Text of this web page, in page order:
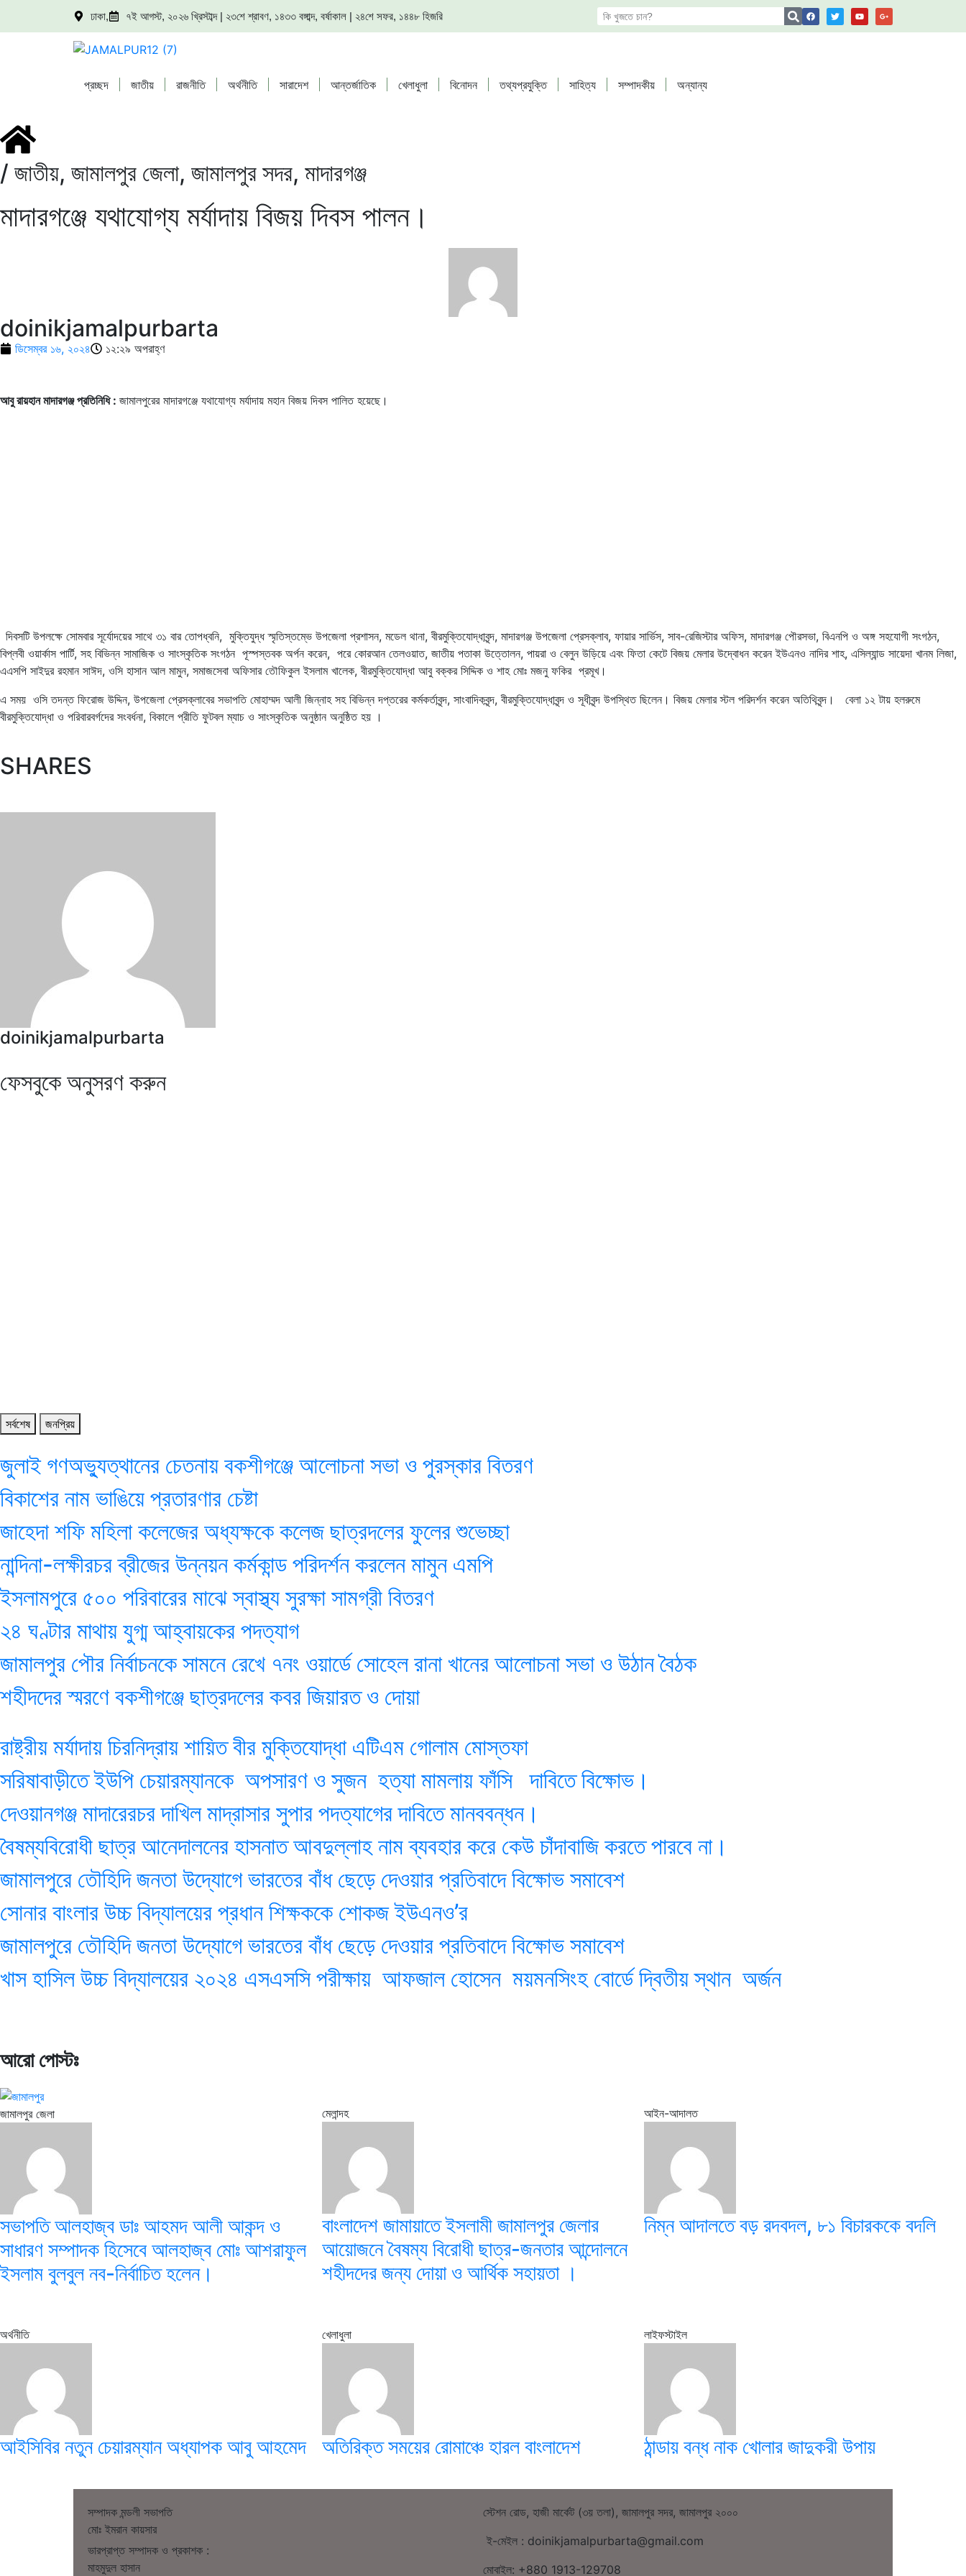
ঢাকা, ৭ই আগস্ট, ২০২৬ খ্রিস্টাব্দ | ২৩শে শ্রাবণ, ১৪৩৩ বঙ্গাব্দ, বর্ষাকাল | ২৪শে সফর, ১৪৪৮ হিজরি
প্রচ্ছদ জাতীয় রাজনীতি অর্থনীতি সারাদেশ আন্তর্জাতিক খেলাধুলা বিনোদন তথ্যপ্রযুক্তি সাহিত্য সম্পাদকীয় অন্যান্য
/ জাতীয়, জামালপুর জেলা, জামালপুর সদর, মাদারগঞ্জ
মাদারগঞ্জে যথাযোগ্য মর্যাদায় বিজয় দিবস পালন।
doinikjamalpurbarta
ডিসেম্বর ১৬, ২০২৪ ১২:২৯ অপরাহ্ণ
আবু রায়হান মাদারগঞ্জ প্রতিনিধি : জামালপুরের মাদারগঞ্জে যথাযোগ্য মর্যাদায় মহান বিজয় দিবস পালিত হয়েছে।
দিবসটি উপলক্ষে সোমবার সূর্যোদয়ের সাথে ৩১ বার তোপধ্বনি, মুক্তিযুদ্ধ স্মৃতিস্তম্ভে উপজেলা প্রশাসন, মডেল থানা, বীরমুক্তিযোদ্ধাবৃন্দ, মাদারগঞ্জ উপজেলা প্রেসক্লাব, ফায়ার সার্ভিস, সাব-রেজিস্টার অফিস, মাদারগঞ্জ পৌরসভা, বিএনপি ও অঙ্গ সহযোগী সংগঠন,
বিপ্লবী ওয়ার্কাস পার্টি, সহ বিভিন্ন সামাজিক ও সাংস্কৃতিক সংগঠন পূস্পস্তবক অর্পন করেন, পরে কোরআন তেলওয়াত, জাতীয় পতাকা উত্তোলন, পায়রা ও বেলুন উড়িয়ে এবং ফিতা কেটে বিজয় মেলার উদ্বোধন করেন ইউএনও নাদির শাহ, এসিল্যান্ড সায়েদা খানম লিজা,
এএসপি সাইদুর রহমান সাঈদ, ওসি হাসান আল মামুন, সমাজসেবা অফিসার তৌফিকুল ইসলাম খালেক, বীরমুক্তিযোদ্ধা আবু বক্কর সিদ্দিক ও শাহ মোঃ মজনু ফকির প্রমূখ।
এ সময় ওসি তদন্ত ফিরোজ উদ্দিন, উপজেলা প্রেসক্লাবের সভাপতি মোহাম্মদ আলী জিন্নাহ সহ বিভিন্ন দপ্তরের কর্মকর্তাবৃন্দ, সাংবাদিকবৃন্দ, বীরমুক্তিযোদ্ধাবৃন্দ ও সূধীবৃন্দ উপস্থিত ছিলেন। বিজয় মেলার স্টল পরিদর্শন করেন অতিথিবৃন্দ। বেলা ১২ টায় হলরুমে
বীরমুক্তিযোদ্ধা ও পরিবারবর্গদের সংবর্ধনা, বিকালে প্রীতি ফুটবল ম্যাচ ও সাংস্কৃতিক অনুষ্ঠান অনুষ্ঠিত হয় ।
SHARES
doinikjamalpurbarta
ফেসবুকে অনুসরণ করুন
সর্বশেষ জনপ্রিয়
জুলাই গণঅভ্যুত্থানের চেতনায় বকশীগঞ্জে আলোচনা সভা ও পুরস্কার বিতরণ
বিকাশের নাম ভাঙিয়ে প্রতারণার চেষ্টা
জাহেদা শফি মহিলা কলেজের অধ্যক্ষকে কলেজ ছাত্রদলের ফুলের শুভেচ্ছা
নান্দিনা-লক্ষীরচর ব্রীজের উন্নয়ন কর্মকান্ড পরিদর্শন করলেন মামুন এমপি
ইসলামপুরে ৫০০ পরিবারের মাঝে স্বাস্থ্য সুরক্ষা সামগ্রী বিতরণ
২৪ ঘণ্টার মাথায় যুগ্ম আহ্বায়কের পদত্যাগ
জামালপুর পৌর নির্বাচনকে সামনে রেখে ৭নং ওয়ার্ডে সোহেল রানা খানের আলোচনা সভা ও উঠান বৈঠক
শহীদদের স্মরণে বকশীগঞ্জে ছাত্রদলের কবর জিয়ারত ও দোয়া
রাষ্ট্রীয় মর্যাদায় চিরনিদ্রায় শায়িত বীর মুক্তিযোদ্ধা এটিএম গোলাম মোস্তফা
সরিষাবাড়ীতে ইউপি চেয়ারম্যানকে অপসারণ ও সুজন হত্যা মামলায় ফাঁসি দাবিতে বিক্ষোভ।
দেওয়ানগঞ্জ মাদারেরচর দাখিল মাদ্রাসার সুপার পদত্যাগের দাবিতে মানববন্ধন।
বৈষম্যবিরোধী ছাত্র আনেদালনের হাসনাত আবদুল্লাহ নাম ব্যবহার করে কেউ চাঁদাবাজি করতে পারবে না।
জামালপুরে তৌহিদি জনতা উদ্যোগে ভারতের বাঁধ ছেড়ে দেওয়ার প্রতিবাদে বিক্ষোভ সমাবেশ
সোনার বাংলার উচ্চ বিদ্যালয়ের প্রধান শিক্ষককে শোকজ ইউএনও’র
জামালপুরে তৌহিদি জনতা উদ্যোগে ভারতের বাঁধ ছেড়ে দেওয়ার প্রতিবাদে বিক্ষোভ সমাবেশ
খাস হাসিল উচ্চ বিদ্যালয়ের ২০২৪ এসএসসি পরীক্ষায় আফজাল হোসেন ময়মনসিংহ বোর্ডে দ্বিতীয় স্থান অর্জন
আরো পোস্টঃ
জামালপুর জেলা
সভাপতি আলহাজ্ব ডাঃ আহমদ আলী আকন্দ ও
সাধারণ সম্পাদক হিসেবে আলহাজ্ব মোঃ আশরাফুল
ইসলাম বুলবুল নব-নির্বাচিত হলেন।
মেলান্দহ
বাংলাদেশ জামায়াতে ইসলামী জামালপুর জেলার
আয়োজনে বৈষম্য বিরোধী ছাত্র-জনতার আন্দোলনে
শহীদদের জন্য দোয়া ও আর্থিক সহায়তা ।
আইন-আদালত
নিম্ন আদালতে বড় রদবদল, ৮১ বিচারককে বদলি
অর্থনীতি
আইসিবির নতুন চেয়ারম্যান অধ্যাপক আবু আহমেদ
খেলাধুলা
অতিরিক্ত সময়ের রোমাঞ্চে হারল বাংলাদেশ
লাইফস্টাইল
ঠান্ডায় বন্ধ নাক খোলার জাদুকরী উপায়
সম্পাদক মন্ডলী সভাপতি
মোঃ ইমরান কায়সার
ভারপ্রাপ্ত সম্পাদক ও প্রকাশক :
মাহমুদুল হাসান
স্টেশন রোড, হাজী মার্কেট (৩য় তলা), জামালপুর সদর, জামালপুর ২০০০
ই-মেইল : doinikjamalpurbarta@gmail.com
মোবাইল: +880 1913-129708